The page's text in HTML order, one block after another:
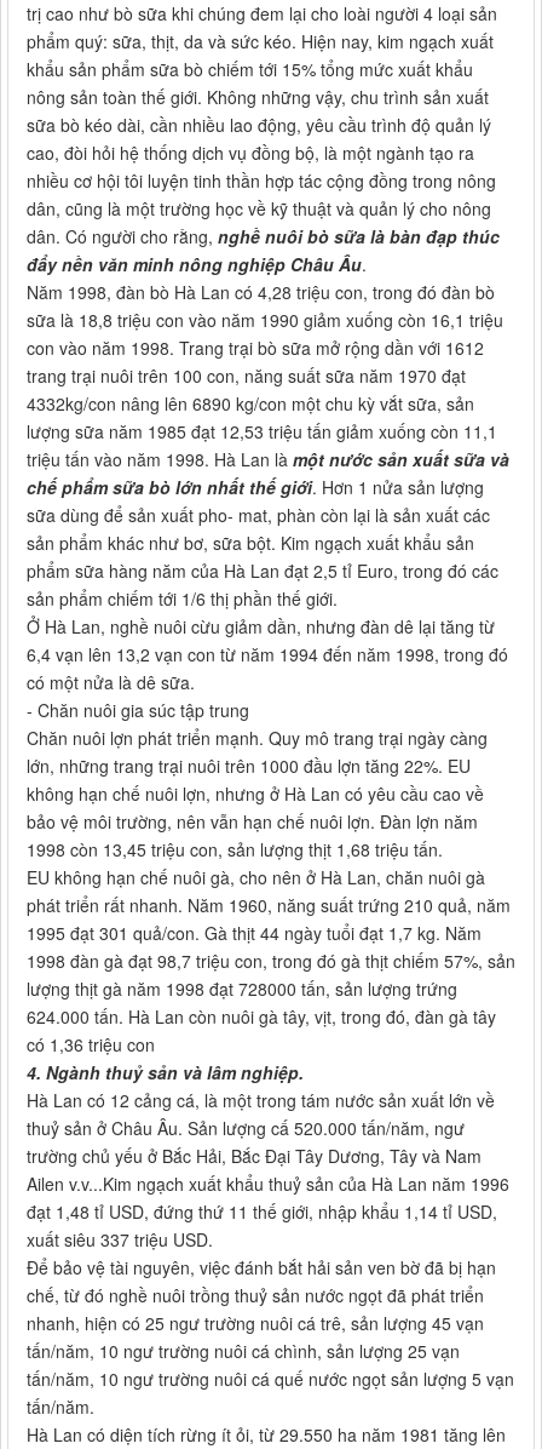
trị cao như bò sữa khi chúng đem lại cho loài người 4 loại sản
phẩm quý: sữa, thịt, da và sức kéo. Hiện nay, kim ngạch xuất
khẩu sản phẩm sữa bò chiếm tới 15% tổng mức xuất khẩu
nông sản toàn thế giới. Không những vậy, chu trình sản xuất
sữa bò kéo dài, cần nhiều lao động, yêu cầu trình độ quản lý
cao, đòi hỏi hệ thống dịch vụ đồng bộ, là một ngành tạo ra
nhiều cơ hội tôi luyện tinh thần hợp tác cộng đồng trong nông
dân, cũng là một trường học về kỹ thuật và quản lý cho nông
dân. Có người cho rằng, nghề nuôi bò sữa là bàn đạp thúc
đẩy nền văn minh nông nghiệp Châu Âu.
Năm 1998, đàn bò Hà Lan có 4,28 triệu con, trong đó đàn bò
sữa là 18,8 triệu con vào năm 1990 giảm xuống còn 16,1 triệu
con vào năm 1998. Trang trại bò sữa mở rộng dần với 1612
trang trại nuôi trên 100 con, năng suất sữa năm 1970 đạt
4332kg/con nâng lên 6890 kg/con một chu kỳ vắt sữa, sản
lượng sữa năm 1985 đạt 12,53 triệu tấn giảm xuống còn 11,1
triệu tấn vào năm 1998. Hà Lan là một nước sản xuất sữa và
chế phẩm sữa bò lớn nhất thế giới. Hơn 1 nửa sản lượng
sữa dùng để sản xuất pho- mat, phàn còn lại là sản xuất các
sản phẩm khác như bơ, sữa bột. Kim ngạch xuất khẩu sản
phẩm sữa hàng năm của Hà Lan đạt 2,5 tỉ Euro, trong đó các
sản phẩm chiếm tới 1/6 thị phần thế giới.
Ở Hà Lan, nghề nuôi cừu giảm dần, nhưng đàn dê lại tăng từ
6,4 vạn lên 13,2 vạn con từ năm 1994 đến năm 1998, trong đó
có một nửa là dê sữa.
- Chăn nuôi gia súc tập trung
Chăn nuôi lợn phát triển mạnh. Quy mô trang trại ngày càng
lớn, những trang trại nuôi trên 1000 đầu lợn tăng 22%. EU
không hạn chế nuôi lợn, nhưng ở Hà Lan có yêu cầu cao về
bảo vệ môi trường, nên vẫn hạn chế nuôi lợn. Đàn lợn năm
1998 còn 13,45 triệu con, sản lượng thịt 1,68 triệu tấn.
EU không hạn chế nuôi gà, cho nên ở Hà Lan, chăn nuôi gà
phát triển rất nhanh. Năm 1960, năng suất trứng 210 quả, năm
1995 đạt 301 quả/con. Gà thịt 44 ngày tuổi đạt 1,7 kg. Năm
1998 đàn gà đạt 98,7 triệu con, trong đó gà thịt chiếm 57%, sản
lượng thịt gà năm 1998 đạt 728000 tấn, sản lượng trứng
624.000 tấn. Hà Lan còn nuôi gà tây, vịt, trong đó, đàn gà tây
có 1,36 triệu con
4. Ngành thuỷ sản và lâm nghiệp.
Hà Lan có 12 cảng cá, là một trong tám nước sản xuất lớn về
thuỷ sản ở Châu Âu. Sản lượng cấ 520.000 tấn/năm, ngư
trường chủ yếu ở Bắc Hải, Bắc Đại Tây Dương, Tây và Nam
Ailen v.v...Kim ngạch xuất khẩu thuỷ sản của Hà Lan năm 1996
đạt 1,48 tỉ USD, đứng thứ 11 thế giới, nhập khẩu 1,14 tỉ USD,
xuất siêu 337 triệu USD.
Để bảo vệ tài nguyên, việc đánh bắt hải sản ven bờ đã bị hạn
chế, từ đó nghề nuôi trồng thuỷ sản nước ngọt đã phát triển
nhanh, hiện có 25 ngư trường nuôi cá trê, sản lượng 45 vạn
tấn/năm, 10 ngư trường nuôi cá chình, sản lượng 25 vạn
tấn/năm, 10 ngư trường nuôi cá quế nước ngọt sản lượng 5 vạn
tấn/năm.
Hà Lan có diện tích rừng ít ỏi, từ 29.550 ha năm 1981 tăng lên